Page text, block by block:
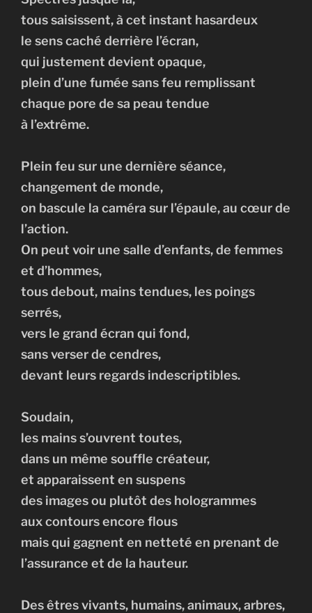
tous saisissent, à cet instant hasardeux
le sens caché derrière l’écran,
qui justement devient opaque,
plein d’une fumée sans feu remplissant
chaque pore de sa peau tendue
à l’extrême.
Plein feu sur une dernière séance,
changement de monde,
on bascule la caméra sur l’épaule, au cœur de
l’action.
On peut voir une salle d’enfants, de femmes
et d’hommes,
tous debout, mains tendues, les poings
serrés,
vers le grand écran qui fond,
sans verser de cendres,
devant leurs regards indescriptibles.
Soudain,
les mains s’ouvrent toutes,
dans un même souffle créateur,
et apparaissent en suspens
des images ou plutôt des hologrammes
aux contours encore flous
mais qui gagnent en netteté en prenant de
l’assurance et de la hauteur.
Des êtres vivants, humains, animaux, arbres,